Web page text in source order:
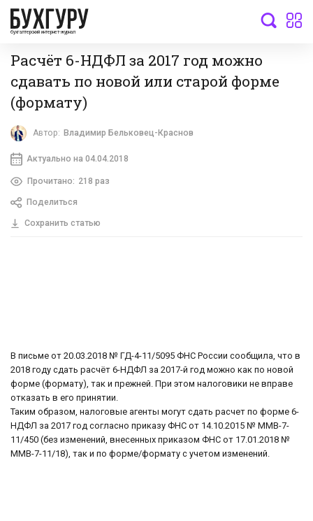
бухгалтерский интернет-журнал
Расчёт 6-НДФЛ за 2017 год можно
сдавать по новой или старой форме
(формату)
Автор: Владимир Бельковец-Краснов
Актуально на 04.04.2018
Прочитано: 218 раз
Поделиться
Сохранить статью
В письме от 20.03.2018 № ГД-4-11/5095 ФНС России сообщила, что в
2018 году сдать расчёт 6-НДФЛ за 2017-й год можно как по новой
форме (формату), так и прежней. При этом налоговики не вправе
отказать в его принятии.
Таким образом, налоговые агенты могут сдать расчет по форме 6-
НДФЛ за 2017 год согласно приказу ФНС от 14.10.2015 № ММВ-7-
11/450 (без изменений, внесенных приказом ФНС от 17.01.2018 №
ММВ-7-11/18), так и по форме/формату с учетом изменений.